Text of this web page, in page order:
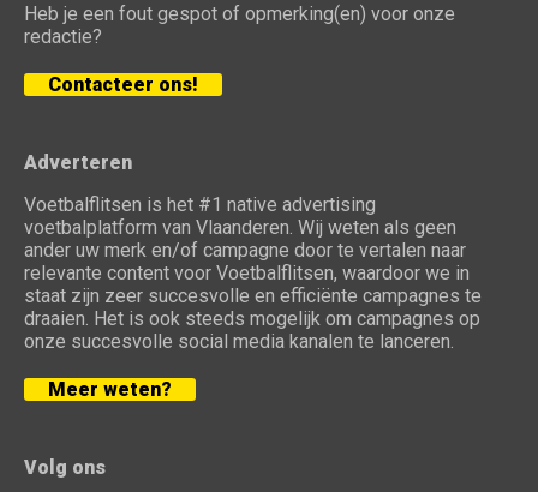
Heb je een fout gespot of opmerking(en) voor onze
redactie?
Contacteer ons!
Adverteren
Voetbalflitsen is het #1 native advertising
voetbalplatform van Vlaanderen. Wij weten als geen
ander uw merk en/of campagne door te vertalen naar
relevante content voor Voetbalflitsen, waardoor we in
staat zijn zeer succesvolle en efficiënte campagnes te
draaien. Het is ook steeds mogelijk om campagnes op
onze succesvolle social media kanalen te lanceren.
Meer weten?
Volg ons